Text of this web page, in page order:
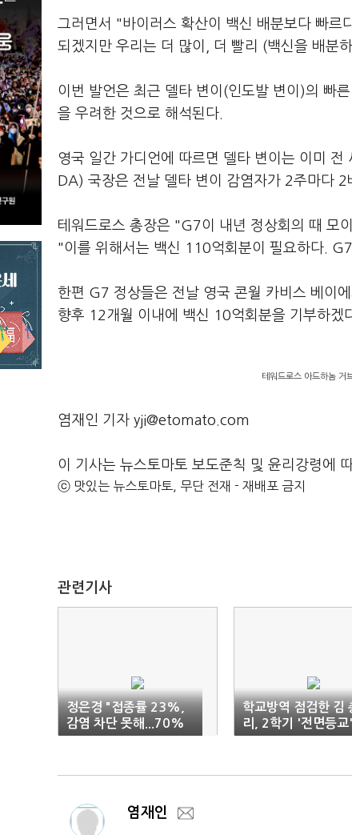
그러면서 "바이러스 확산이 백신 배분보다 빠
되겠지만 우리는 더 많이, 더 빨리 (백신을 배분
이번 발언은 최근 델타 변이(인도발 변이)의 빠
을 우려한 것으로 해석된다.
영국 일간 가디언에 따르면 델타 변이는 이미
DA) 국장은 전날 델타 변이 감염자가 2주마다
테워드로스 총장은 "G7이 내년 정상회의 때 모
"이를 위해서는 백신 110억회분이 필요하다.
한편 G7 정상들은 전날 영국 콘월 카비스 베이
향후 12개월 이내에 백신 10억회분을 기부하겠
테워드로스 아드하놈
염재인 기자 yji@etomato.com
이 기사는 뉴스토마토 보도준칙 및 윤리강령에
ⓒ 맛있는 뉴스토마토, 무단 전재 - 재배포 금지
관련기사
정은경 "접종률 23%,
감염 차단 못해...70%
돼야"
학교방역 점검한 김
리, 2학기 '전면등교
읽기
염재인